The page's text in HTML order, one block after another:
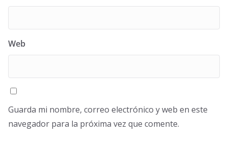
Web
Guarda mi nombre, correo electrónico y web en este
navegador para la próxima vez que comente.